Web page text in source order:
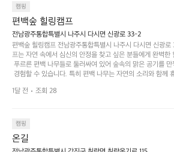
을 창출하는 시간이 될 것입니다. 특히 식사를 좋아하는 분들
티와 지역에서 나는 신선한 재료로 만든 다양한 요리를 제공
장성레이크 글램핑은 그 아름다운 경관과 최고 품질의 시설
주목받고 있는 캠핑장 중 하나입니다. 주말이면 방문객이 가
미리 일정을 계획하시는 것이 좋습니다. 나만의 프라이빗한
람들과 함께하세요. 당신의 대자연 속 힐링을 기다리는 장성
방문해봐야 할 명소로 자리매김하였습니다. 인기 정도:
캠핑
편백숲 힐링캠프
전남광주통합특별시 나주시 다시면 신광로 33-2
편백숲 힐링캠프 전남광주통합특별시 나주시 다시면 신광
프는 자연 속에서 심신의 안정을 찾고 싶은 분들에게 완벽한
푸르른 편백 나무들로 둘러싸여 있어 숲속의 맑은 공기를
경험할 수 있습니다. 특히 편백 나무는 자연의 소리와 함께
마향이 심리적 안정감을 가져다줍니다. 이곳에서 아침 햇살
피 한 잔은 그 어떤 도시의 카페에서 느끼기 힘든 특별함을
즐길 수 있는 기회도 많은데, 자전거를 타거나 숲속을 거닐
것도 일상의 스트레스를 잊게 해줍니다. 또한, 캠프파이어를
내는 것은 일상에서 벗어나 새로운 여유를 찾는 방법입니다.
1달 전 조회 28
캠핑
온길